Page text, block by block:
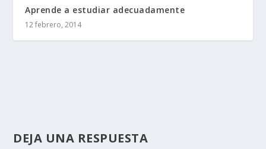
Aprende a estudiar adecuadamente
12 febrero, 2014
DEJA UNA RESPUESTA